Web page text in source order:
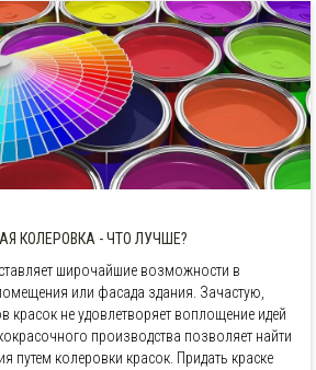
КОЛЕРОВКА - ЧТО ЛУЧШЕ?
широчайшие возможности в
или фасада здания. Зачастую,
красок не удовлетворяет воплощение идей
производства позволяет найти
путем колеровки красок. Придать краске